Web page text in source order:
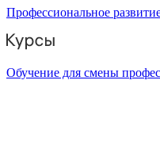
Профессиональное
Обучение для смены